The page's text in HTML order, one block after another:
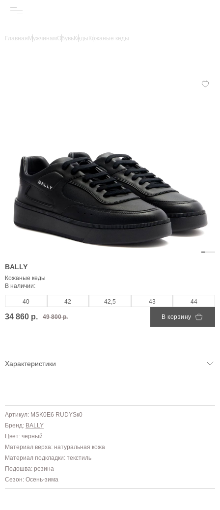
Главная МужчинамОбувьКеды Кожаные кеды
BALLY
Кожаные кеды
В наличии:
40 42 42,5 43 44
34 860 р. 49 800 р. В корзину
Характеристики
Артикул: MSK0E6 RUDYSк0
Бренд: BALLY
Цвет: черный
Материал верха: натуральная кожа
Материал подкладки: текстиль
Подошва: резина
Сезон: Осень-зима